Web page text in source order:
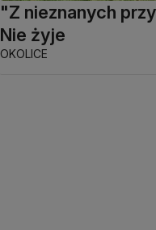
"Z nieznanych
Nie żyje
OKOLICE